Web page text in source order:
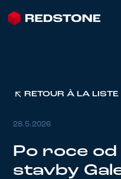
RETOUR À LA LISTE
28.5.2026
Po roce od
stavby